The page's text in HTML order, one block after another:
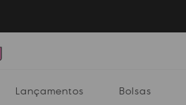
Lançamentos Bolsas